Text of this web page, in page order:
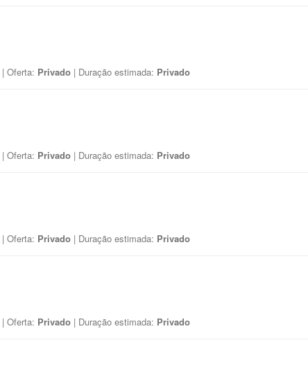
| Oferta: Privado | Duração estimada: Privado
| Oferta: Privado | Duração estimada: Privado
| Oferta: Privado | Duração estimada: Privado
| Oferta: Privado | Duração estimada: Privado